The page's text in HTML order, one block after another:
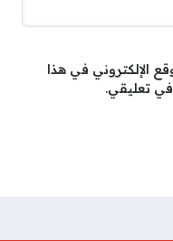
الإلكتروني في هذا
في تعليقي.